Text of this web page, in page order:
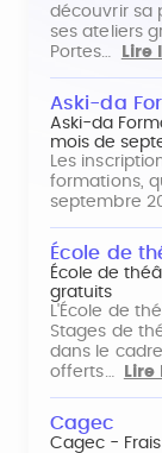
découvrir sa
ses ateliers
Portes…
Lire
Aski-da
Aski-da
mois de
Les
formations,
septembre
École de
École de
gratuits
L'École de
Stages de
dans le
offerts…
Cagec
Cagec -